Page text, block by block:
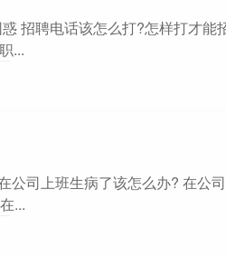
招聘电话该怎么打?怎样打才能
...
公司上班生病了该怎么办? 在公
...